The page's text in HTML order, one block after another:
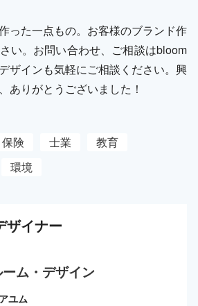
った一点もの。お客様のブランド作
い。お問い合わせ、ご相談はbloom
ザインも気軽にご相談ください。興
ありがとうございました！
保険 士業
教育
環境
ザイナー
ム・デザイン
ユム